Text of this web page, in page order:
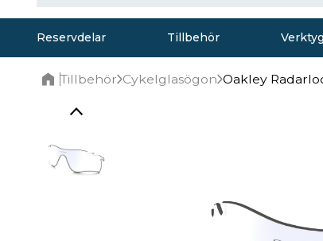
Reservdelar Tillbehör Verktyg
Tillbehör Cykelglasögon Oakley